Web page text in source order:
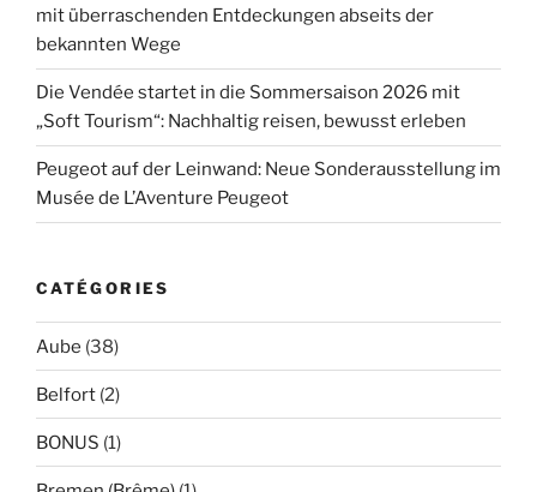
mit überraschenden Entdeckungen abseits der
bekannten Wege
Die Vendée startet in die Sommersaison 2026 mit
„Soft Tourism“: Nachhaltig reisen, bewusst erleben
Peugeot auf der Leinwand: Neue Sonderausstellung im
Musée de L’Aventure Peugeot
CATÉGORIES
Aube (38)
Belfort (2)
BONUS (1)